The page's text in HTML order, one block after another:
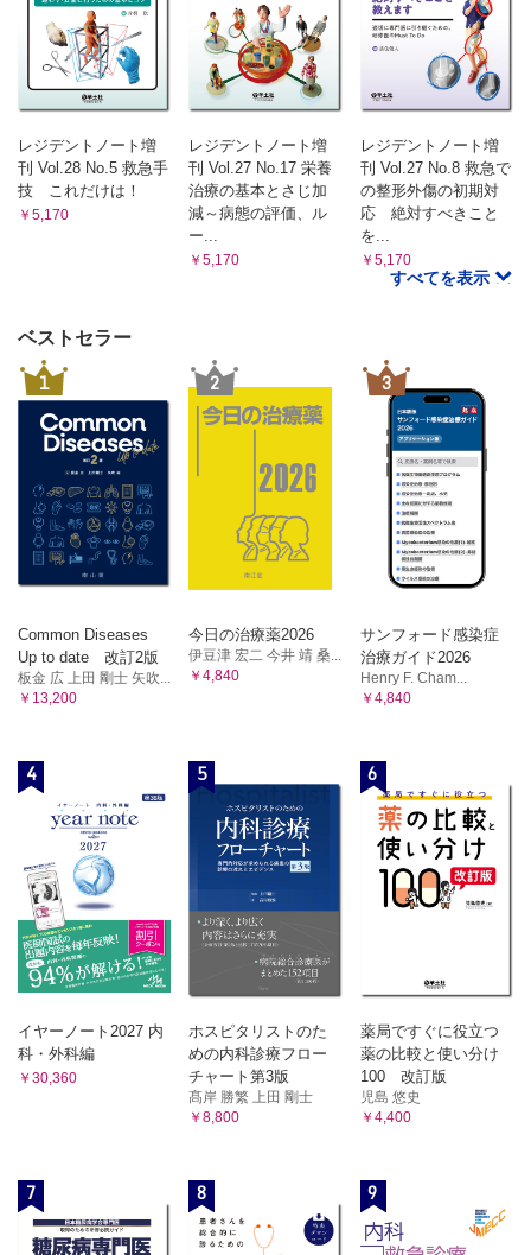
レジデントノート増
刊 Vol.28 No.5 救急手
技 これだけは！
￥5,170
レジデントノート増
刊 Vol.27 No.17 栄養
治療の基本とさじ加
減～病態の評価、ル
ー...
￥5,170
レジデントノート増
刊 Vol.27 No.8 救急で
の整形外傷の初期対
応 絶対すべきこと
を...
￥5,170
すべてを表示
ベストセラー
1
Common Diseases
Up to date 改訂2版
板金 広 上田 剛士 矢吹...
￥13,200
2
今日の治療薬2026
伊豆津 宏二 今井 靖 桑...
￥4,840
3
サンフォード感染症
治療ガイド2026
Henry F. Cham...
￥4,840
4
イヤーノート2027 内
科・外科編
￥30,360
5
ホスピタリストのた
めの内科診療フロー
チャート第3版
髙岸 勝繁 上田 剛士
￥8,800
6
薬局ですぐに役立つ
薬の比較と使い分け
100 改訂版
児島 悠史
￥4,400
7 8 9